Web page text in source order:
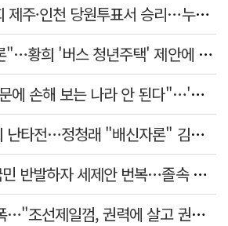
김민석, 與전당대회 제주·인천 당원투표서 승리…누적 득표는 '초박빙'
"내로남불·탁상공론"…황희 '버스 청년주택' 제안에 與 내부서도 쓴소리
李대통령 "결혼 때문에 손해 보는 나라 안 된다"…'결혼 페널티' 22개 손본다
민주당 제주 연설회 난타전…정청래 "배신자론" 김민석 "관리 무능"
국힘 "李대통령, 국민 반발하자 세제안 번복…졸속 국정 즉각 중단"
홍준표, 한동훈 맹폭…"조선제일껌, 권력에 살고 권력에 죽었다"